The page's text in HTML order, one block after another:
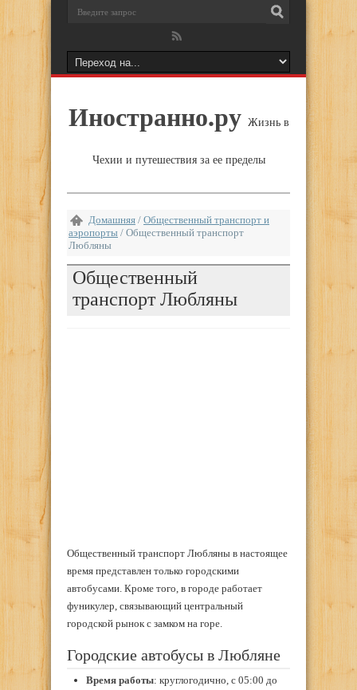
Иностранно.ру Жизнь в
Чехии и путешествия за ее пределы
Домашняя / Общественный транспорт и
аэропорты / Общественный транспорт
Любляны
Общественный
транспорт Любляны
Общественный транспорт Любляны в настоящее
время представлен только городскими
автобусами. Кроме того, в городе работает
фуникулер, связывающий центральный
городской рынок с замком на горе.
Городские автобусы в Любляне
Время работы: круглогодично, с 05:00 до